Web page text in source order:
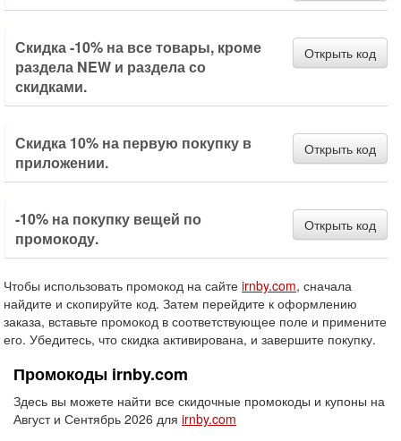
Скидка -10% на все товары, кроме
раздела NEW и раздела со
скидками.
Открыть код
Скидка 10% на первую покупку в
приложении.
Открыть код
-10% на покупку вещей по
промокоду.
Открыть код
Чтобы использовать промокод на сайте irnby.com, сначала
найдите и скопируйте код. Затем перейдите к оформлению
заказа, вставьте промокод в соответствующее поле и примените
его. Убедитесь, что скидка активирована, и завершите покупку.
Промокоды irnby.com
Здесь вы можете найти все скидочные промокоды и купоны на
Август и Сентябрь 2026 для irnby.com